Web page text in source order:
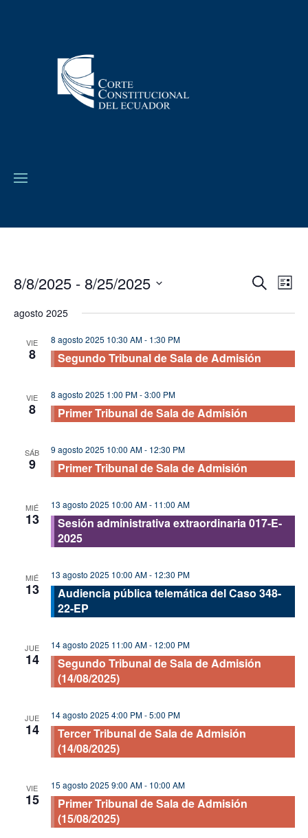
vistas
Buscar
Lista
8/8/2025 - 8/25/2025
fecha.
agosto 2025
VIE
8
8 agosto 2025 10:30 AM- 1:30 PM
Segundo Tribunal de Sala de Admisión
VIE
8
8 agosto 2025 1:00 PM-3:00 PM
Primer Tribunal de Sala de Admisión
SÁB
9
9 agosto 2025 10:00 AM- 12:30 PM
Primer Tribunal de Sala de Admisión
MIÉ
13
13 agosto 2025 10:00 AM- 11:00 AM
Sesión administrativa extraordinaria 017-E-
2025
MIÉ
13
13 agosto 2025 10:00 AM- 12:30 PM
Audiencia pública telemática del Caso 348-
22-EP
JUE
14
14 agosto 2025 11:00 AM- 12:00 PM
Segundo Tribunal de Sala de Admisión
(14/08/2025)
JUE
14
14 agosto 2025 4:00 PM-5:00 PM
Tercer Tribunal de Sala de Admisión
(14/08/2025)
VIE
15
15 agosto 2025 9:00 AM- 10:00 AM
Primer Tribunal de Sala de Admisión
(15/08/2025)